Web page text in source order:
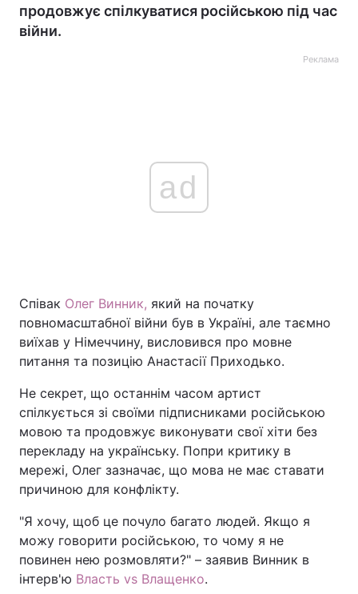
Головна Війна
Політика
Економіка Світ
Спорт
Техно і зв'язок Лайт
Зброя Інциденти
Цікавинки Погода
Екологія Регіони
продовжує спілкуватися російською під час
війни.
Реклама
ad
Співак Олег Винник, який на початку
повномасштабної війни був в Україні, але таємно
виїхав у Німеччину, висловився про мовне
питання та позицію Анастасії Приходько.
Не секрет, що останнім часом артист
спілкується зі своїми підписниками російською
мовою та продовжує виконувати свої хіти без
перекладу на українську. Попри критику в
мережі, Олег зазначає, що мова не має ставати
причиною для конфлікту.
"Я хочу, щоб це почуло багато людей. Якщо я
можу говорити російською, то чому я не
повинен нею розмовляти?" – заявив Винник в
інтерв'ю Власть vs Влащенко.